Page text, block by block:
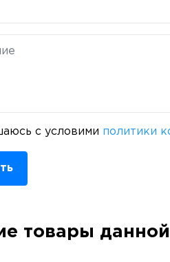
с условими политики
товары